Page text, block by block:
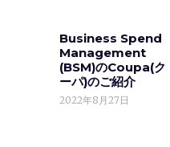
Business Spend
Management
(BSM)のCoupa(ク
ーパ)のご紹介
2022年8月27日